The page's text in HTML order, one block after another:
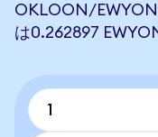
OKLOON/EWYON
は0.262897